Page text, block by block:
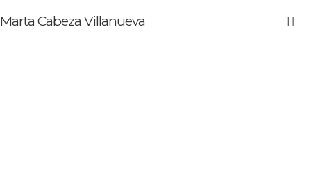
Marta Cabeza Villanueva